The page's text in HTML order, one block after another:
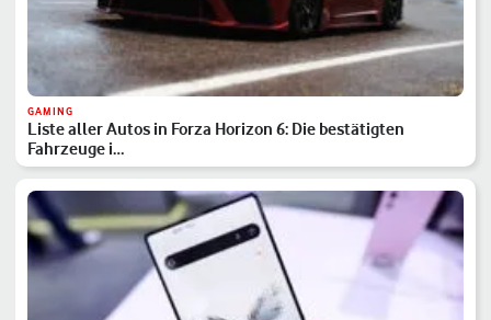
GAMING
Liste aller Autos in Forza Horizon 6: Die bestätigten
Fahrzeuge i…